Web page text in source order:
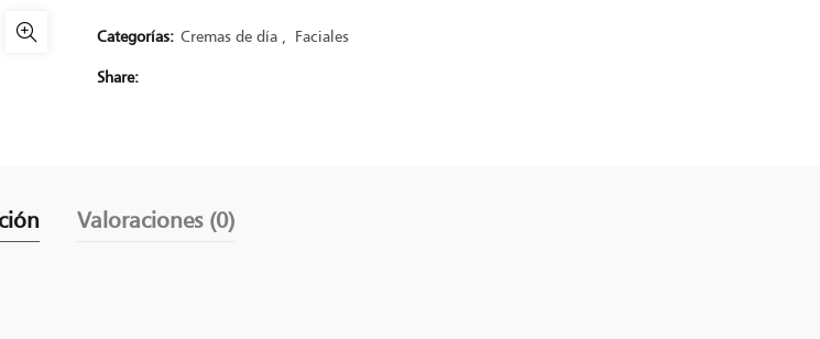
Categorías: Cremas de día Faciales
Share
Valoraciones (0)